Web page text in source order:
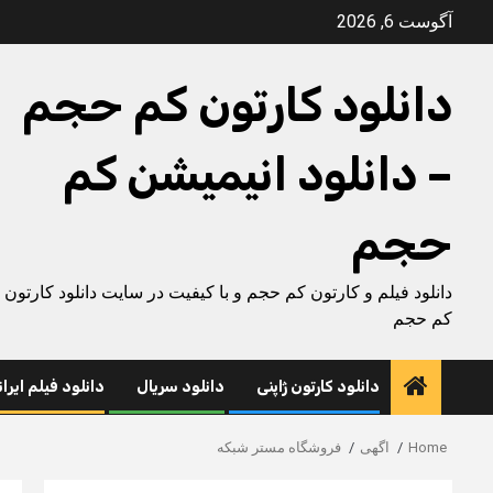
آگوست 6, 2026
دانلود کارتون کم حجم
– دانلود انیمیشن کم
حجم
دانلود فیلم و کارتون کم حجم و با کیفیت در سایت دانلود کارتون
کم حجم
دانلود کارتون ژاپنی دانلود سریال دانلود فیلم
Home اگهی فروشگاه مستر شبکه